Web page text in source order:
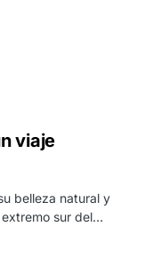
viaje
belleza natural y
extremo sur del…